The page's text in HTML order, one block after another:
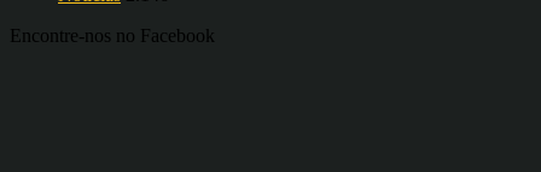
Encontre-nos no Facebook